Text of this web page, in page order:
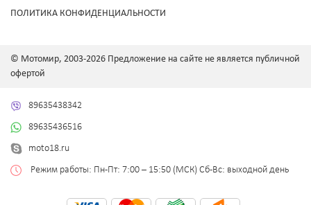
ПОЛИТИКА КОНФИДЕНЦИАЛЬНОСТИ
© Мотомир, 2003-2026 Предложение на сайте не является публичной
офертой
89635438342
89635436516
moto18.ru
Режим работы: Пн-Пт: 7:00 – 15:50 (МСК) Сб-Вс: выходной день